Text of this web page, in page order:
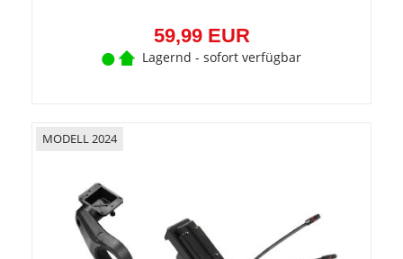
59,99 EUR
Lagernd - sofort verfügbar
MODELL 2024